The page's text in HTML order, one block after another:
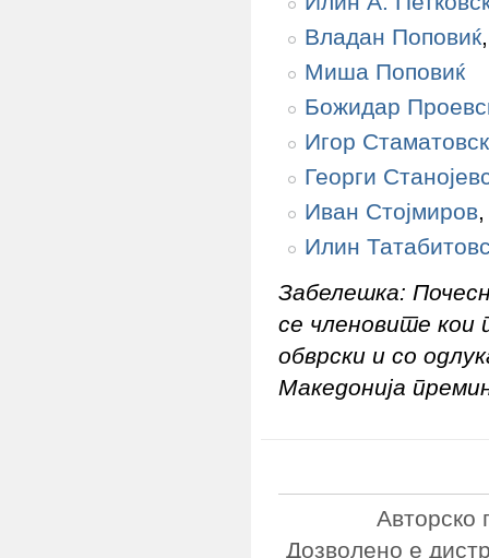
Владан Поповиќ
Миша Поповиќ
Божидар
Игор
Георги
Иван Стојмиров
Илин
Забелешка:
се членовите кои
обврски и со
Македонија
Авторско
Дозволено е